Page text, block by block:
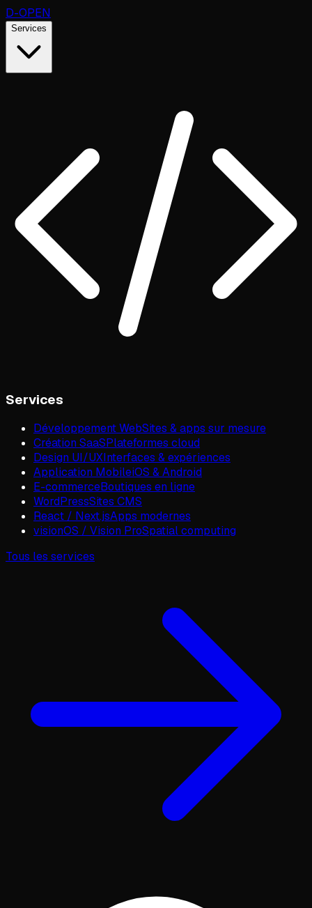
D-OPEN
Services
Services
Développement WebSites & apps sur mesure
Création SaaSPlateformes cloud
Design UI/UXInterfaces & expériences
Application MobileiOS & Android
E-commerceBoutiques en ligne
WordPressSites CMS
React / Next.jsApps modernes
visionOS / Vision ProSpatial computing
Tous les services